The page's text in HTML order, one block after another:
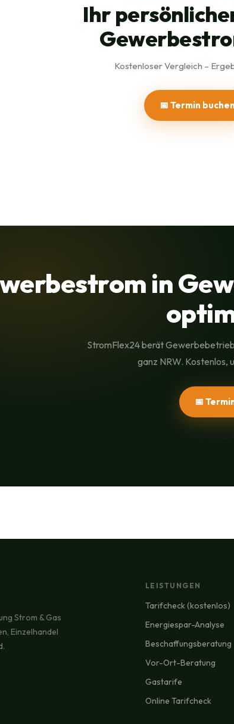
Ihr
Kostenloser Vergleich –
📅 Termin buchen
in
StromFlex24 berät
ganz NRW. Kostenlos,
📅
Strom & Gas
Einzelhandel
LEISTUNGEN
Tarifcheck (kostenlos)
Energiespar-Analyse
Beschaffungsberatung
Vor-Ort-Beratung
Gastarife
Online Tarifcheck